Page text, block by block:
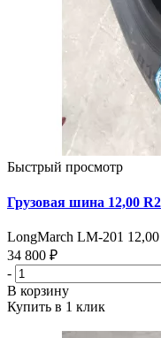
Быстрый просмотр
Грузовая шина 12,00
LongMarch LM-201
34 800 ₽
-
В корзину
Купить в 1 клик